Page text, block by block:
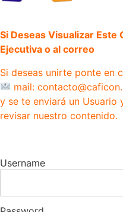
Si Deseas Visualizar
Ejecutiva o al correo
Si deseas unirte ponte en
mail:
y se te enviará un Usuario
revisar nuestro contenido.
Username